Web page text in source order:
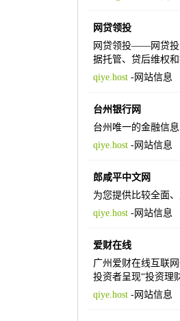
网贷领投
网贷领投——网贷投
据托管、贷后维权
qiye.host-网站信息
台州银行网
台州唯一的金融信
qiye.host-网站信息
郎咸平中文网
为您提供比较全面
qiye.host-网站信息
爱财在线
广州爱财在线互联
投资者呈现“投资理
qiye.host-网站信息